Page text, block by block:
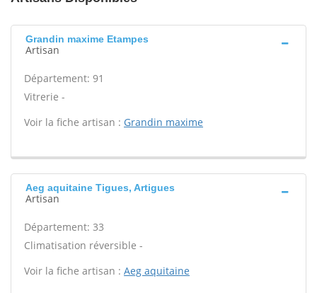
Grandin maxime Etampes
Artisan
Département: 91
Vitrerie -
Voir la fiche artisan : Grandin maxime
Aeg aquitaine Tigues, Artigues
Artisan
Département: 33
Climatisation réversible -
Voir la fiche artisan : Aeg aquitaine